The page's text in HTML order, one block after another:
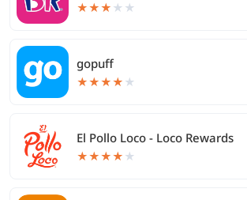
★★★ ★ ★
gopuff
★★★★ ★
El Pollo Loco - Loco Rewards
★★★★ ★